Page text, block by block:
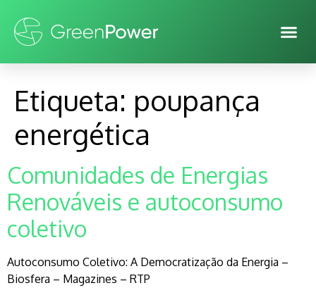
Etiqueta: poupança
energética
Comunidades de Energias
Renováveis e autoconsumo
coletivo
Autoconsumo Coletivo: A Democratização da Energia –
Biosfera – Magazines – RTP